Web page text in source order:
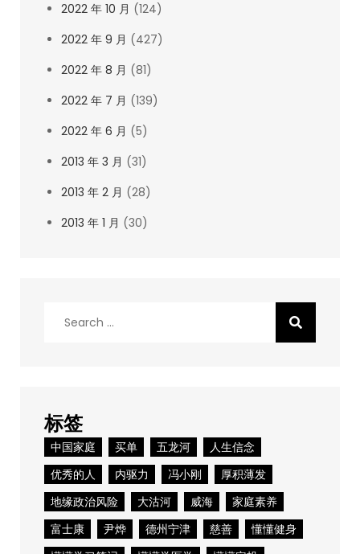
2022 年 10 月 (124)
2022 年 9 月 (427)
2022 年 8 月 (81)
2022 年 7 月 (139)
2022 年 6 月 (5)
2013 年 3 月 (31)
2013 年 2 月 (28)
2013 年 1 月 (30)
标签
中国家庭 买单 五龙河
人生信念
优秀的人
内驱力 冯小刚
厚积薄发
地缘政治风险
大沽河 威海
家庭素养
富士康
尹烨 德州宁津 慈善
懂懂健身